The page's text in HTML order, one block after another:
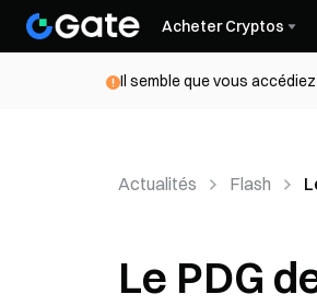
Acheter Cryptos
Il semble que vous
Actualités Flash
Le PDG